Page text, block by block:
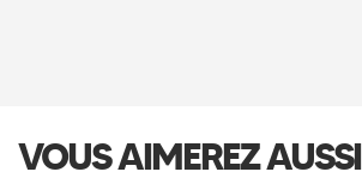
VOUS AIMEREZ AUSSI